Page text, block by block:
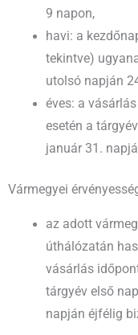
9 napon,
havi: a
tekintve)
utolsó napján
éves: a
esetén a
január 31.
Vármegyei
az adott
úthálózatán
vásárlás
tárgyév első
napján éjfélig